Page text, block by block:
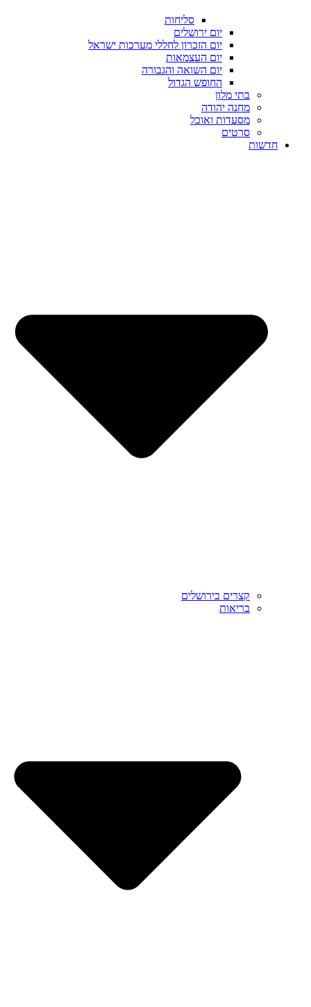
סליחות
יום ירושלים
יום הזכרון לחללי מערכות ישראל
יום העצמאות
יום השואה והגבורה
החופש הגדול
בתי מלון
מחנה יהודה
מסעדות ואוכל
סרטים
חדשות
קצרים בירושלים
בריאות